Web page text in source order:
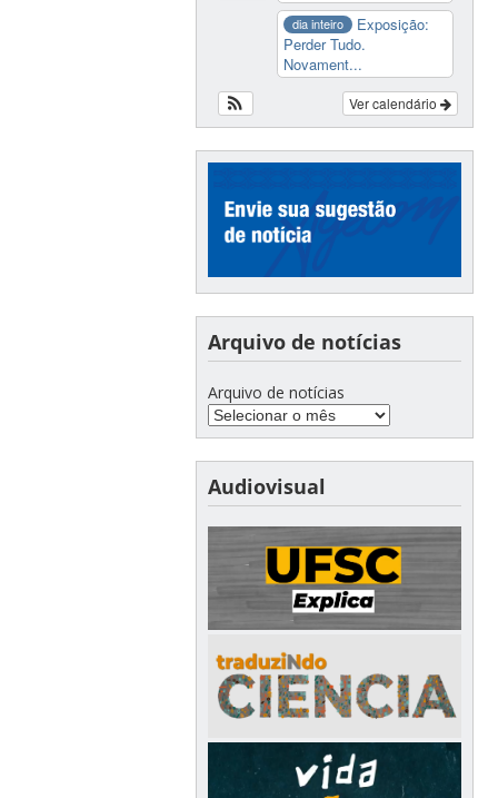
dia inteiro
Exposição:
Perder Tudo.
Novament...
Ver calendário
Arquivo de notícias
Arquivo de notícias
Audiovisual